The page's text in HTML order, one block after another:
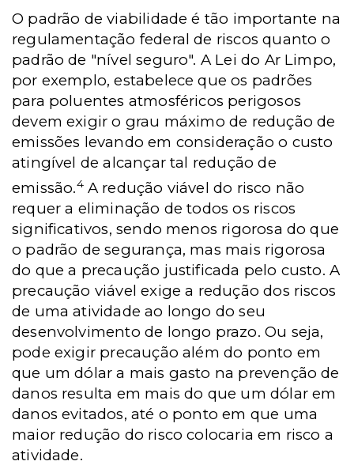
O padrão de viabilidade é tão importante na
regulamentação federal de riscos quanto o
padrão de "nível seguro". A Lei do Ar Limpo,
por exemplo, estabelece que os padrões
para poluentes atmosféricos perigosos
devem exigir o grau máximo de redução de
emissões levando em consideração o custo
atingível de alcançar tal redução de
emissão.4A redução viável do risco não
requer a eliminação de todos os riscos
significativos, sendo menos rigorosa do que
o padrão de segurança, mas mais rigorosa
do que a precaução justificada pelo custo. A
precaução viável exige a redução dos riscos
de uma atividade ao longo do seu
desenvolvimento de longo prazo. Ou seja,
pode exigir precaução além do ponto em
que um dólar a mais gasto na prevenção de
danos resulta em mais do que um dólar em
danos evitados, até o ponto em que uma
maior redução do risco colocaria em risco a
atividade.